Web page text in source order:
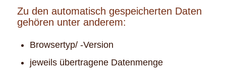
Zu den automatisch gespeicherten Daten
gehören unter anderem:
Browsertyp/ -Version
jeweils übertragene Datenmenge